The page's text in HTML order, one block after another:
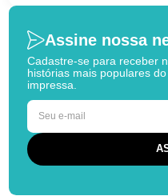
Assine nossa
Cadastre-se para receber
histórias mais populares
impressa.